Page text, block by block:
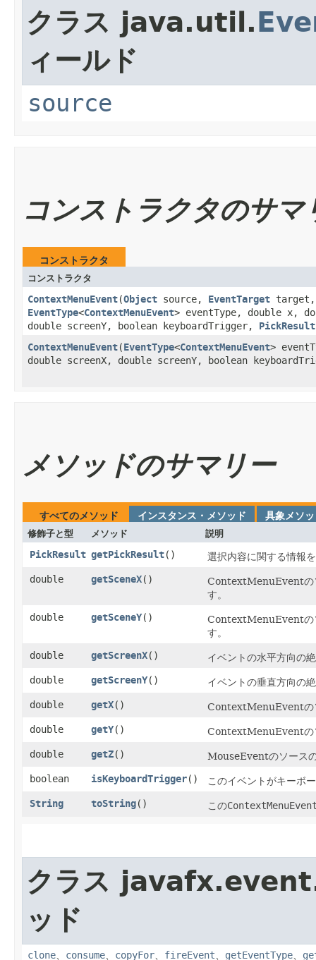
クラス java.util.
ィールド
source
コンストラクタのサマ
コンストラクタ
コンストラクタ
ContextMenuEvent​(Object source, EventTarget target,
EventType<ContextMenuEvent> eventType, double x,
double screenY, boolean keyboardTrigger, PickResult
ContextMenuEvent​(EventType<ContextMenuEvent>
double screenX, double screenY, boolean
メソッドのサマリー
すべてのメソッド インスタンス・メソッド 具象メソ
修飾子と型 メソッド 説明
PickResult getPickResult() 選択内容に関する情報
double getSceneX()
ContextMenuEventの
す。
double getSceneY()
ContextMenuEventの
す。
double getScreenX() イベントの水平方向の
double getScreenY() イベントの垂直方向の
double getX() ContextMenuEventの
double getY() ContextMenuEventの
double getZ() MouseEventのソース
boolean isKeyboardTrigger() このイベントがキーボ
String toString() この
クラス
ッド
clone、 consume、 copyFor、 fireEvent、 getEventType、